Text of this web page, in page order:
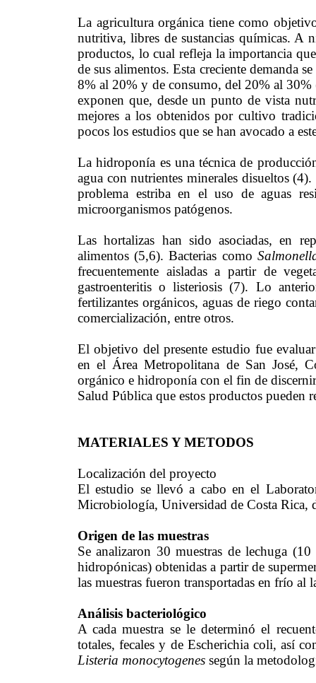
La agricultura orgánica tiene como
nutritiva, libres de sustancias químicas. A
productos, lo cual refleja la importancia
de sus alimentos. Esta creciente demanda
8% al 20% y de consumo, del 20% al 30%
exponen que, desde un punto de vista
mejores a los obtenidos por cultivo
pocos los estudios que se han avocado a
La hidroponía es una técnica de
agua con nutrientes minerales disueltos
problema estriba en el uso de aguas
microorganismos patógenos.
Las hortalizas han sido asociadas, en
alimentos (5,6). Bacterias como
frecuentemente aisladas a partir de
gastroenteritis o listeriosis (7). Lo
fertilizantes orgánicos, aguas de riego
comercialización, entre otros.
El objetivo del presente estudio fue
en el Área Metropolitana de San José,
orgánico e hidroponía con el fin de
Salud Pública que estos productos pueden
MATERIALES Y METODOS
Localización del proyecto
El estudio se llevó a cabo en el
Microbiología, Universidad de Costa Rica,
Origen de las muestras
Se analizaron 30 muestras de lechuga
hidropónicas) obtenidas a partir de
las muestras fueron transportadas en frío al
Análisis bacteriológico
A cada muestra se le determinó el
totales, fecales y de Escherichia coli, así
Listeria monocytogenes según la